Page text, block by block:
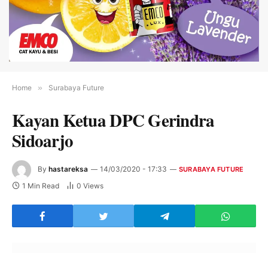
Home » Surabaya Future
Kayan Ketua DPC Gerindra
Sidoarjo
By hastareksa 14/03/2020 - 17:33 SURABAYA FUTURE
1 Min Read 0 Views